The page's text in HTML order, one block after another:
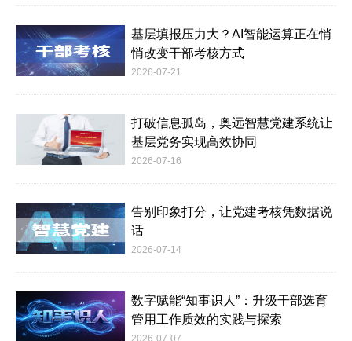
基层填报压力大？AI智能运算正在悄
悄改变干部考核方式
2026-07-21
打破信息孤岛，奥远智慧党建系统让
基层党务实现高效协同
2026-07-16
告别印象打分，让党建考核凭数据说
话
2026-07-14
数字赋能“知事识人”：升级干部选育
管用工作质效的实践与探索